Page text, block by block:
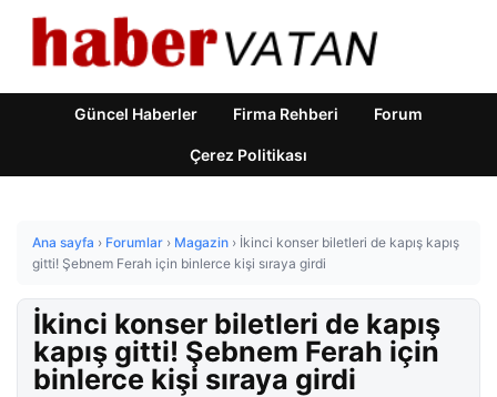
Güncel Haberler Firma Rehberi Forum
Çerez Politikası
Ana sayfa › Forumlar › Magazin › İkinci konser biletleri de kapış kapış
gitti! Şebnem Ferah için binlerce kişi sıraya girdi
İkinci konser biletleri de kapış
kapış gitti! Şebnem Ferah için
binlerce kişi sıraya girdi